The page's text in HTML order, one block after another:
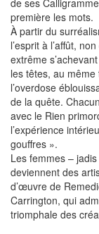
première les mots.
À partir du
l’esprit à l’affût,
extrême
les têtes, au même
l’overdose
de la quête.
avec le Rien
l’expérience
gouffres ».
Les femmes –
deviennent des
d’œuvre de
Carrington, qui
triomphale des